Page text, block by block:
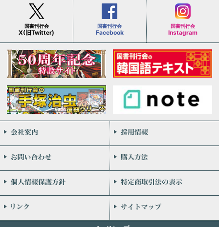
国書刊行会
X(旧Twitter)
国書刊行会
Facebook
国書刊行会
Instagram
会社案内
お問い合わせ
個人情報保護方針
リンク